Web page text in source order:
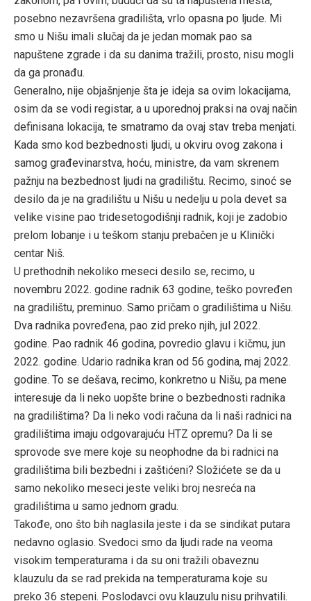
posebno nezavršena gradilišta, vrlo opasna po ljude. Mi
smo u Nišu imali slučaj da je jedan momak pao sa
napuštene zgrade i da su danima tražili, prosto, nisu mogli
da ga pronađu.
Generalno, nije objašnjenje šta je ideja sa ovim lokacijama,
osim da se vodi registar, a u uporednoj praksi na ovaj način
definisana lokacija, te smatramo da ovaj stav treba menjati.
Kada smo kod bezbednosti ljudi, u okviru ovog zakona i
samog građevinarstva, hoću, ministre, da vam skrenem
pažnju na bezbednost ljudi na gradilištu. Recimo, sinoć se
desilo da je na gradilištu u Nišu u nedelju u pola devet sa
velike visine pao tridesetogodišnji radnik, koji je zadobio
prelom lobanje i u teškom stanju prebačen je u Klinički
centar Niš.
U prethodnih nekoliko meseci desilo se, recimo, u
novembru 2022. godine radnik 63 godine, teško povređen
na gradilištu, preminuo. Samo pričam o gradilištima u Nišu.
Dva radnika povređena, pao zid preko njih, jul 2022.
godine. Pao radnik 46 godina, povredio glavu i kičmu, jun
2022. godine. Udario radnika kran od 56 godina, maj 2022.
godine. To se dešava, recimo, konkretno u Nišu, pa mene
interesuje da li neko uopšte brine o bezbednosti radnika
na gradilištima? Da li neko vodi računa da li naši radnici na
gradilištima imaju odgovarajuću HTZ opremu? Da li se
sprovode sve mere koje su neophodne da bi radnici na
gradilištima bili bezbedni i zaštićeni? Složićete se da u
samo nekoliko meseci jeste veliki broj nesreća na
gradilištima u samo jednom gradu.
Takođe, ono što bih naglasila jeste i da se sindikat putara
nedavno oglasio. Svedoci smo da ljudi rade na veoma
visokim temperaturama i da su oni tražili obaveznu
klauzulu da se rad prekida na temperaturama koje su
preko 36 stepeni. Poslodavci ovu klauzulu nisu prihvatili.